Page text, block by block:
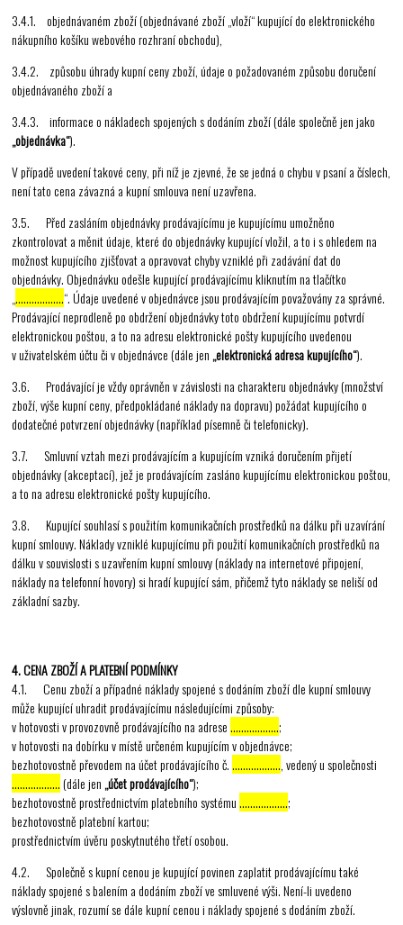
3.4.1. objednávaném zboží (objednávané zboží „vloží“ kupující do elektronického
nákupního košíku webového rozhraní obchodu),
3.4.2. způsobu úhrady kupní ceny zboží, údaje o požadovaném způsobu doručení
objednávaného zboží a
3.4.3. informace o nákladech spojených s dodáním zboží (dále společně jen jako
„objednávka“).
V případě uvedení takové ceny, při níž je zjevné, že se jedná o chybu v psaní a číslech,
není tato cena závazná a kupní smlouva není uzavřena.
3.5. Před zasláním objednávky prodávajícímu je kupujícímu umožněno
zkontrolovat a měnit údaje, které do objednávky kupující vložil, a to i s ohledem na
možnost kupujícího zjišťovat a opravovat chyby vzniklé při zadávání dat do
objednávky. Objednávku odešle kupující prodávajícímu kliknutím na tlačítko
………………“. Údaje uvedené v objednávce jsou prodávajícím považovány za správné.
Prodávající neprodleně po obdržení objednávky toto obdržení kupujícímu potvrdí
elektronickou poštou, a to na adresu elektronické pošty kupujícího uvedenou
v uživatelském účtu či v objednávce (dále jen „elektronická adresa kupujícího“).
3.6. Prodávající je vždy oprávněn v závislosti na charakteru objednávky (množství
zboží, výše kupní ceny, předpokládané náklady na dopravu) požádat kupujícího o
dodatečné potvrzení objednávky (například písemně či telefonicky).
3.7. Smluvní vztah mezi prodávajícím a kupujícím vzniká doručením přijetí
objednávky (akceptací), jež je prodávajícím zasláno kupujícímu elektronickou poštou,
a to na adresu elektronické pošty kupujícího.
3.8. Kupující souhlasí s použitím komunikačních prostředků na dálku při uzavírání
kupní smlouvy. Náklady vzniklé kupujícímu při použití komunikačních prostředků na
dálku v souvislosti s uzavřením kupní smlouvy (náklady na internetové připojení,
náklady na telefonní hovory) si hradí kupující sám, přičemž tyto náklady se neliší od
základní sazby.
4. CENA ZBOŽÍ A PLATEBNÍ PODMÍNKY
4.1. Cenu zboží a případné náklady spojené s dodáním zboží dle kupní smlouvy
může kupující uhradit prodávajícímu následujícími způsoby:
v hotovosti v provozovně prodávajícího na adrese ………………;
v hotovosti na dobírku v místě určeném kupujícím v objednávce;
bezhotovostně převodem na účet prodávajícího č. ………………, vedený u společnosti
………………(dále jen „účet prodávajícího“);
bezhotovostně prostřednictvím platebního systému ………………;
bezhotovostně platební kartou;
prostřednictvím úvěru poskytnutého třetí osobou.
4.2. Společně s kupní cenou je kupující povinen zaplatit prodávajícímu také
náklady spojené s balením a dodáním zboží ve smluvené výši. Není-li uvedeno
výslovně jinak, rozumí se dále kupní cenou i náklady spojené s dodáním zboží.